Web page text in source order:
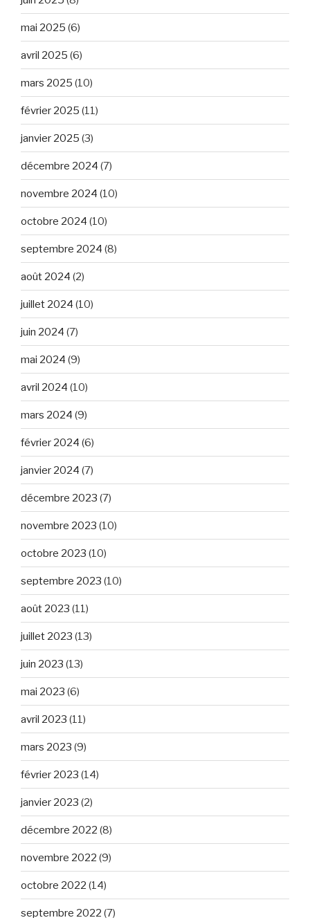
mai 2025 (6)
avril 2025 (6)
mars 2025 (10)
février 2025 (11)
janvier 2025 (3)
décembre 2024 (7)
novembre 2024 (10)
octobre 2024 (10)
septembre 2024 (8)
août 2024 (2)
juillet 2024 (10)
juin 2024 (7)
mai 2024 (9)
avril 2024 (10)
mars 2024 (9)
février 2024 (6)
janvier 2024 (7)
décembre 2023 (7)
novembre 2023 (10)
octobre 2023 (10)
septembre 2023 (10)
août 2023 (11)
juillet 2023 (13)
juin 2023 (13)
mai 2023 (6)
avril 2023 (11)
mars 2023 (9)
février 2023 (14)
janvier 2023 (2)
décembre 2022 (8)
novembre 2022 (9)
octobre 2022 (14)
septembre 2022 (7)